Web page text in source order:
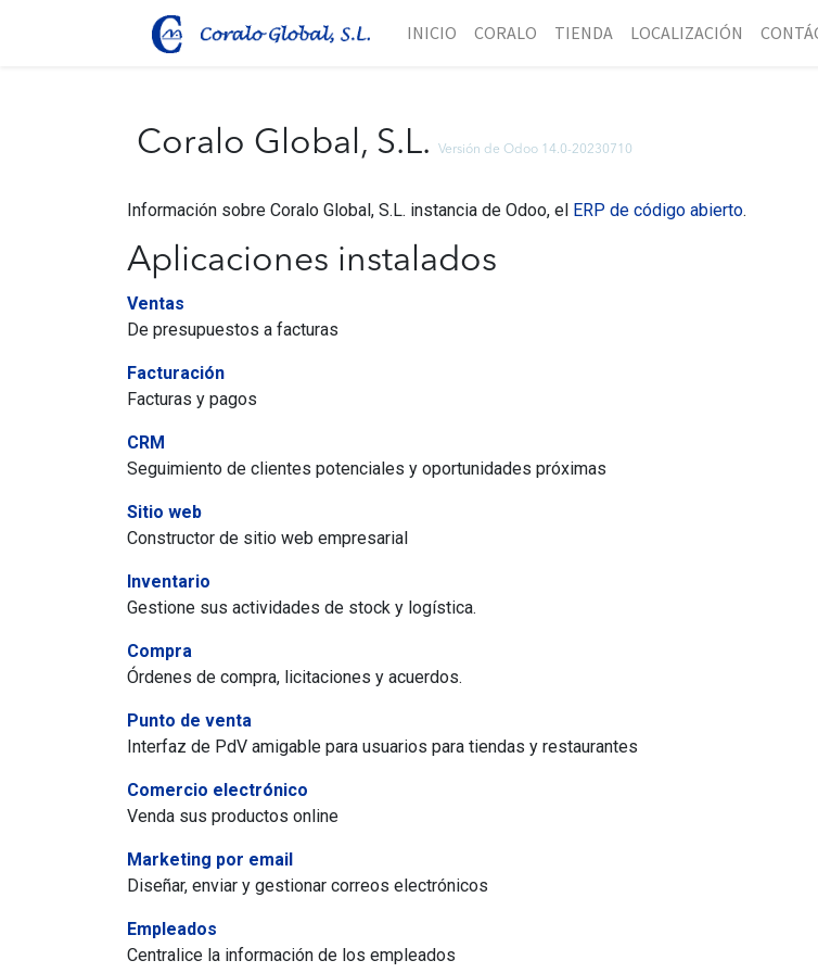
INICIO CORALO TIENDA LOCALIZACIÓN
Coralo Global, S.L. Versión de Odoo 14.0-20230710
Información sobre Coralo Global, S.L. instancia de Odoo, el ERP de código abierto.
Aplicaciones instalados
Ventas
De presupuestos a facturas
Facturación
Facturas y pagos
CRM
Seguimiento de clientes potenciales y oportunidades próximas
Sitio web
Constructor de sitio web empresarial
Inventario
Gestione sus actividades de stock y logística.
Compra
Órdenes de compra, licitaciones y acuerdos.
Punto de venta
Interfaz de PdV amigable para usuarios para tiendas y restaurantes
Comercio electrónico
Venda sus productos online
Marketing por email
Diseñar, enviar y gestionar correos electrónicos
Empleados
Centralice la información de los empleados